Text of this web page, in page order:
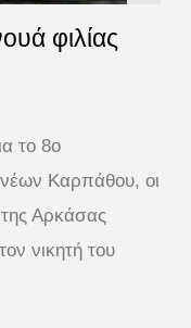
φιλίας
το 8ο
νέων Καρπάθου, οι
Αρκάσας
νικητή του